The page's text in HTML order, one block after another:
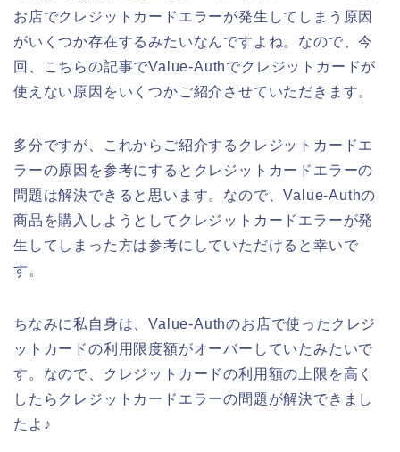
お店でクレジットカードエラーが発生してしまう原因
がいくつか存在するみたいなんですよね。なので、今
回、こちらの記事でValue-Authでクレジットカードが
使えない原因をいくつかご紹介させていただきます。
多分ですが、これからご紹介するクレジットカードエ
ラーの原因を参考にするとクレジットカードエラーの
問題は解決できると思います。なので、Value-Authの
商品を購入しようとしてクレジットカードエラーが発
生してしまった方は参考にしていただけると幸いで
す。
ちなみに私自身は、Value-Authのお店で使ったクレジ
ットカードの利用限度額がオーバーしていたみたいで
す。なので、クレジットカードの利用額の上限を高く
したらクレジットカードエラーの問題が解決できまし
たよ♪